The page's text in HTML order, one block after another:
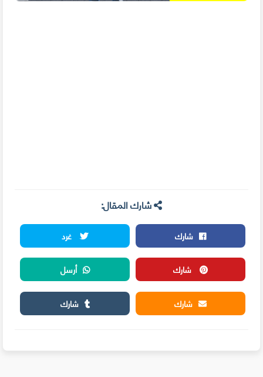
شارك المقال:
شارك
غرد
شارك
أرسل
شارك
شارك